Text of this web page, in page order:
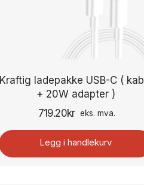
Kraftig ladepakke USB-C (
+ 20W adapter )
719.20kr eks. mva.
Legg i handlekurv